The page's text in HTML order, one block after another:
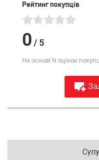
Рейтинг покупців
0 / 5
На основі N оцінок